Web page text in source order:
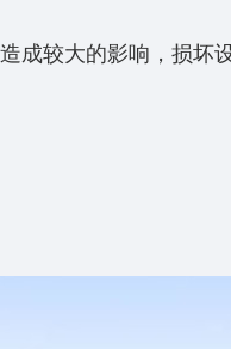
成较大的影响，损坏